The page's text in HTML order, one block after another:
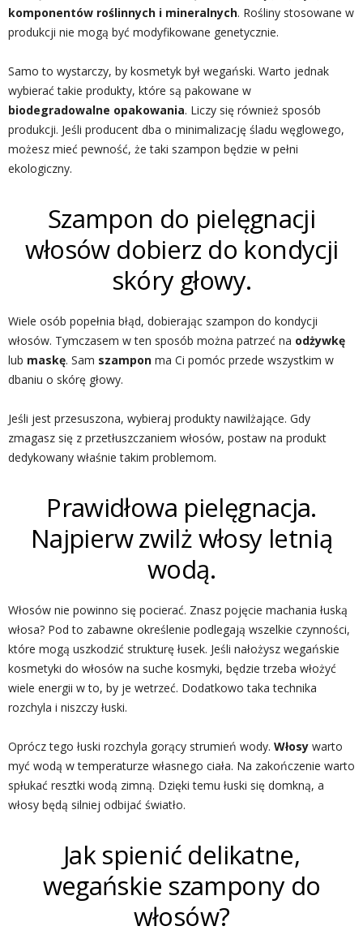
komponentów roślinnych i mineralnych. Rośliny stosowane w
produkcji nie mogą być modyfikowane genetycznie.
Samo to wystarczy, by kosmetyk był wegański. Warto jednak
wybierać takie produkty, które są pakowane w
biodegradowalne opakowania. Liczy się również sposób
produkcji. Jeśli producent dba o minimalizację śladu węglowego,
możesz mieć pewność, że taki szampon będzie w pełni
ekologiczny.
Szampon do pielęgnacji
włosów dobierz do kondycji
skóry głowy.
Wiele osób popełnia błąd, dobierając szampon do kondycji
włosów. Tymczasem w ten sposób można patrzeć na odżywkę
lub maskę. Sam szampon ma Ci pomóc przede wszystkim w
dbaniu o skórę głowy.
Jeśli jest przesuszona, wybieraj produkty nawilżające. Gdy
zmagasz się z przetłuszczaniem włosów, postaw na produkt
dedykowany właśnie takim problemom.
Prawidłowa pielęgnacja.
Najpierw zwilż włosy letnią
wodą.
Włosów nie powinno się pocierać. Znasz pojęcie machania łuską
włosa? Pod to zabawne określenie podlegają wszelkie czynności,
które mogą uszkodzić strukturę łusek. Jeśli nałożysz wegańskie
kosmetyki do włosów na suche kosmyki, będzie trzeba włożyć
wiele energii w to, by je wetrzeć. Dodatkowo taka technika
rozchyla i niszczy łuski.
Oprócz tego łuski rozchyla gorący strumień wody. Włosy warto
myć wodą w temperaturze własnego ciała. Na zakończenie warto
spłukać resztki wodą zimną. Dzięki temu łuski się domkną, a
włosy będą silniej odbijać światło.
Jak spienić delikatne,
wegańskie szampony do
włosów?